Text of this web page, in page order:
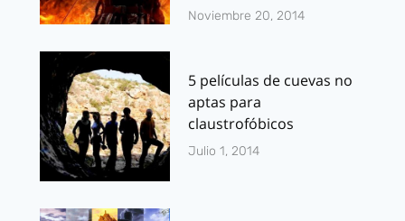
Noviembre 20, 2014
5 películas de cuevas no
aptas para
claustrofóbicos
Julio 1, 2014